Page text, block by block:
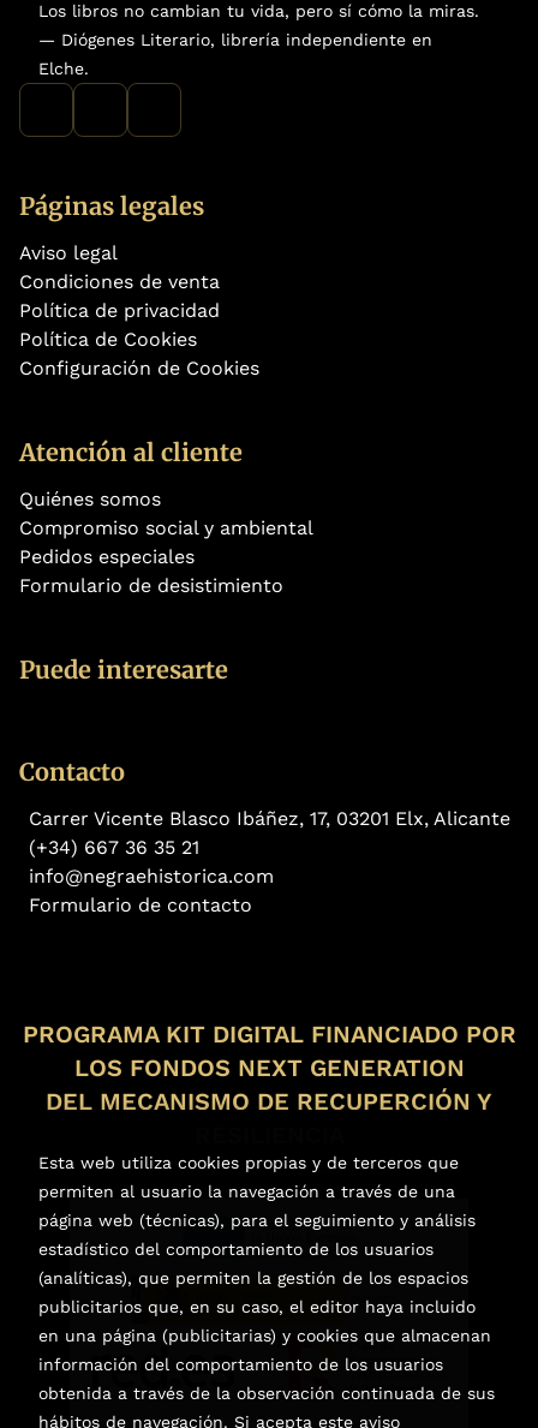
Los libros no cambian tu vida, pero sí cómo la miras.
— Diógenes Literario, librería independiente en
Elche.
Páginas legales
Aviso legal
Condiciones de venta
Política de privacidad
Política de Cookies
Configuración de Cookies
Atención al cliente
Quiénes somos
Compromiso social y ambiental
Pedidos especiales
Formulario de desistimiento
Puede interesarte
Contacto
Carrer Vicente Blasco Ibáñez, 17, 03201 Elx, Alicante
(+34) 667 36 35 21
info@negraehistorica.com
Formulario de contacto
PROGRAMA KIT DIGITAL FINANCIADO POR
LOS FONDOS NEXT GENERATION
DEL MECANISMO DE RECUPERCIÓN Y
Esta web utiliza cookies propias y de terceros que
permiten al usuario la navegación a través de una
página web (técnicas), para el seguimiento y análisis
estadístico del comportamiento de los usuarios
(analíticas), que permiten la gestión de los espacios
publicitarios que, en su caso, el editor haya incluido
en una página (publicitarias) y cookies que almacenan
información del comportamiento de los usuarios
obtenida a través de la observación continuada de sus
hábitos de navegación. Si acepta este aviso